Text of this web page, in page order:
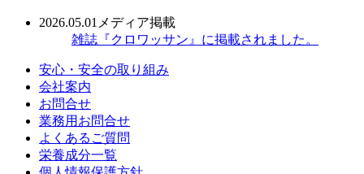
2026.05.01 メディア掲載
雑誌『クロワッサン』に掲載されました。
安心・安全の取り組み
会社案内
お問合せ
業務用お問合せ
よくあるご質問
栄養成分一覧